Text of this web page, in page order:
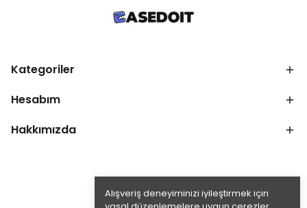
Alışveriş deneyiminizi iyileştirmek için
Kategoriler
Hesabım
Hakkımızda